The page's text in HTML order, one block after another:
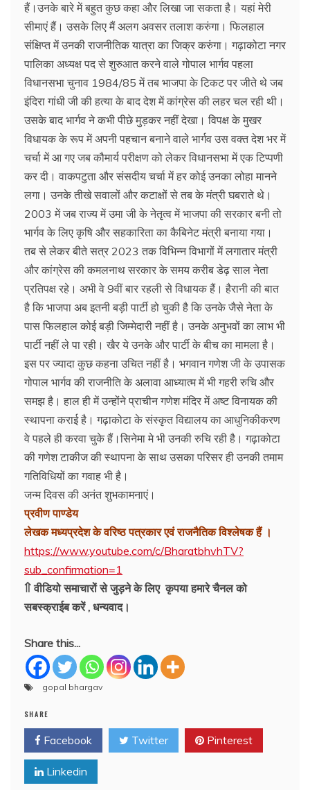
हैं।उनके बारे में बहुत कुछ कहा और लिखा जा सकता है। यहां मेरी
सीमाएं हैं। उसके लिए मैं अलग अवसर तलाश करुंगा। फिलहाल
संक्षिप्त में उनकी राजनीतिक यात्रा का जिक्र करुंगा। गढ़ाकोटा नगर
पालिका अध्यक्ष पद से शुरुआत करने वाले गोपाल भार्गव पहला
विधानसभा चुनाव 1984/85 में तब भाजपा के टिकट पर जीते थे जब
इंदिरा गांधी जी की हत्या के बाद देश में कांग्रेस की लहर चल रही थी।
उसके बाद भार्गव ने कभी पीछे मुड़कर नहीं देखा। विपक्ष के मुखर
विधायक के रूप में अपनी पहचान बनाने वाले भार्गव उस वक्त देश भर में
चर्चा में आ गए जब कौमार्य परीक्षण को लेकर विधानसभा में एक टिप्पणी
कर दी। वाकपटुता और संसदीय चर्चा में हर कोई उनका लोहा मानने
लगा। उनके तीखे सवालों और कटाक्षों से तब के मंत्री घबराते थे।
2003 में जब राज्य में उमा जी के नेतृत्व में भाजपा की सरकार बनी तो
भार्गव के लिए कृषि और सहकारिता का कैबिनेट मंत्री बनाया गया।
तब से लेकर बीते सत्र 2023 तक विभिन्न विभागों में लगातार मंत्री
और कांग्रेस की कमलनाथ सरकार के समय करीब डेढ़ साल नेता
प्रतिपक्ष रहे। अभी वे 9वीं बार रहली से विधायक हैं। हैरानी की बात
है कि भाजपा अब इतनी बड़ी पार्टी हो चुकी है कि उनके जैसे नेता के
पास फिलहाल कोई बड़ी जिम्मेदारी नहीं है। उनके अनुभवों का लाभ भी
पार्टी नहीं ले पा रही। खैर ये उनके और पार्टी के बीच का मामला है।
इस पर ज्यादा कुछ कहना उचित नहीं है। भगवान गणेश जी के उपासक
गोपाल भार्गव की राजनीति के अलावा आध्यात्म में भी गहरी रुचि और
समझ है। हाल ही में उन्होंने प्राचीन गणेश मंदिर में अष्ट विनायक की
स्थापना कराई है। गढ़ाकोटा के संस्कृत विद्यालय का आधुनिकीकरण
वे पहले ही करवा चुके हैं।सिनेमा मे भी उनकी रुचि रही है। गढ़ाकोटा
की गणेश टाकीज की स्थापना के साथ उसका परिसर ही उनकी तमाम
गतिविधियों का गवाह भी है।
जन्म दिवस की अनंत शुभकामनाएं।
प्रवीण पाण्डेय
लेखक मध्यप्रदेश के वरिष्ठ पत्रकार एवं राजनैतिक विश्लेषक हैं ।
https://www.youtube.com/c/BharatbhvhTV?
sub_confirmation=1
⇑ वीडियो समाचारों से जुड़ने के लिए कृपया हमारे चैनल को
सबस्क्राईब करें , धन्यवाद।
Share this...
gopal bhargav
SHARE
Facebook Twitter Pinterest
Linkedin